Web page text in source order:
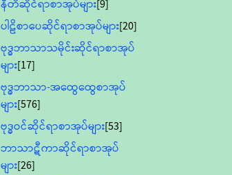
နီတိဆိုင်ရာစာအုပ်များ[9]
ပါဠိစာပေဆိုင်ရာစာအုပ်များ[20]
ဗုဒ္ဓဘာသာသမိုင်းဆိုင်ရာစာအုပ်
များ[17]
ဗုဒ္ဓဘာသာ-အထွေထွေစာအုပ်
များ[576]
ဗုဒ္ဓဝင်ဆိုင်ရာစာအုပ်များ[53]
ဘာသာဋီကာဆိုင်ရာစာအုပ်
များ[26]